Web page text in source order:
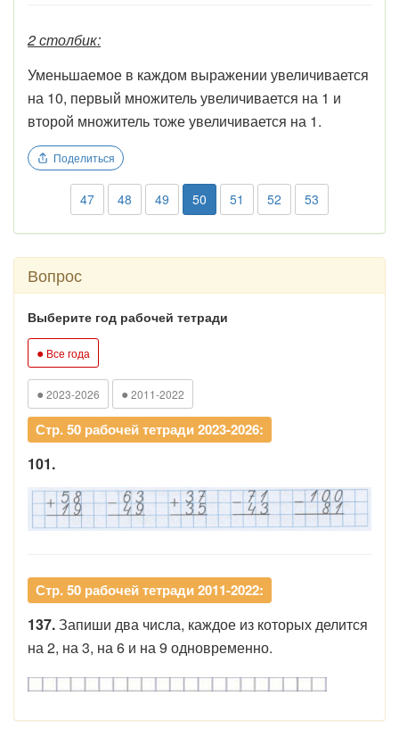
2 столбик:
Уменьшаемое в каждом выражении увеличивается
на 10, первый множитель увеличивается на 1 и
второй множитель тоже увеличивается на 1.
Поделиться
47 48 49 50 51 52 53
Вопрос
Выберите год рабочей тетради
● Все года
● 2023-2026 ● 2011-2022
Стр. 50 рабочей тетради 2023-2026:
101.
Стр. 50 рабочей тетради 2011-2022:
137.Запиши два числа, каждое из которых делится
на 2, на 3, на 6 и на 9 одновременно.